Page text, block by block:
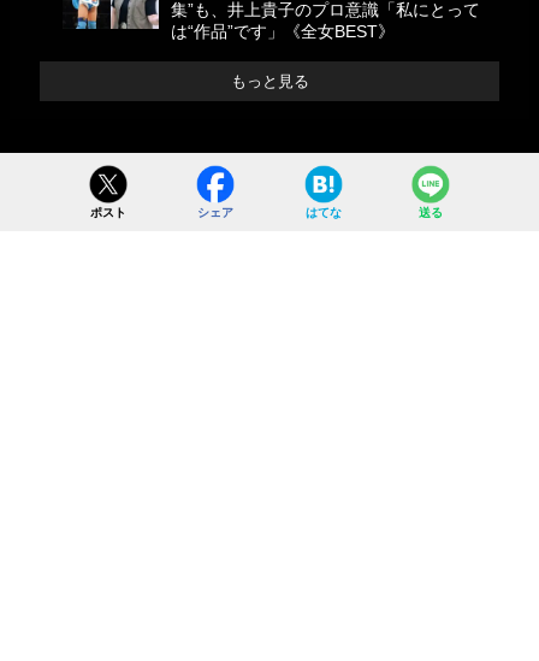
集”も、井上貴子のプロ意識「私にとって
は“作品”です」《全女BEST》
もっと見る
ポスト シェア はてな 送る